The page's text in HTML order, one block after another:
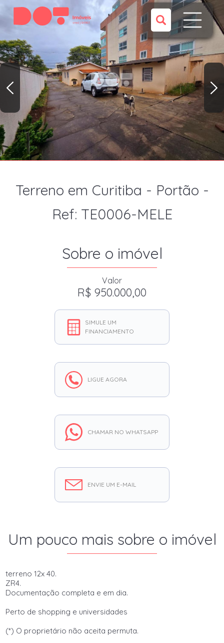
Terreno em Curitiba - Portão -
Ref: TE0006-MELE
Sobre o imóvel
Valor
R$ 950.000,00
SIMULE UM
FINANCIAMENTO
LIGUE AGORA
CHAMAR NO WHATSAPP
ENVIE UM E-MAIL
Um pouco mais sobre o imóvel
terreno 12x 40.
ZR4.
Documentação completa e em dia.
Perto de shopping e universidades
(*) O proprietário não aceita permuta.